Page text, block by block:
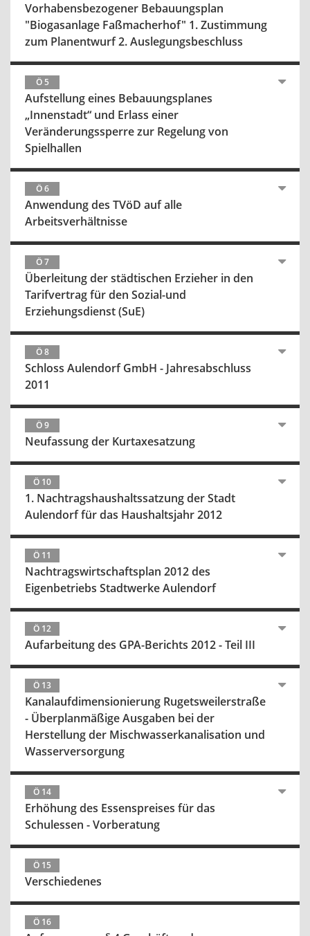
Vorhabensbezogener Bebauungsplan
"Biogasanlage Faßmacherhof" 1. Zustimmung
zum Planentwurf 2. Auslegungsbeschluss
Ö 5
Aufstellung eines Bebauungsplanes
„Innenstadt“ und Erlass einer
Veränderungssperre zur Regelung von
Spielhallen
Ö 6
Anwendung des TVöD auf alle
Arbeitsverhältnisse
Ö 7
Überleitung der städtischen Erzieher in den
Tarifvertrag für den Sozial-und
Erziehungsdienst (SuE)
Ö 8
Schloss Aulendorf GmbH - Jahresabschluss
2011
Ö 9
Neufassung der Kurtaxesatzung
Ö 10
1. Nachtragshaushaltssatzung der Stadt
Aulendorf für das Haushaltsjahr 2012
Ö 11
Nachtragswirtschaftsplan 2012 des
Eigenbetriebs Stadtwerke Aulendorf
Ö 12
Aufarbeitung des GPA-Berichts 2012 - Teil III
Ö 13
Kanalaufdimensionierung Rugetsweilerstraße
- Überplanmäßige Ausgaben bei der
Herstellung der Mischwasserkanalisation und
Wasserversorgung
Ö 14
Erhöhung des Essenspreises für das
Schulessen - Vorberatung
Ö 15
Verschiedenes
Ö 16